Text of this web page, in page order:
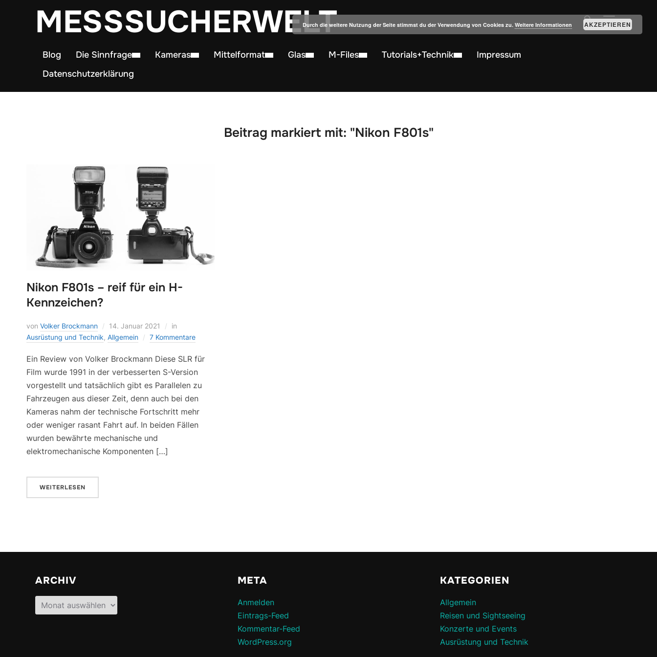
MESSSUCHERWELT
Blog Die Sinnfrage Kameras Mittelformat Glas M-Files Tutorials+Technik
Impressum
Datenschutzerklärung
Beitrag markiert mit: "Nikon F801s"
Nikon F801s – reif für ein H-
Kennzeichen?
von Volker Brockmann 14. Januar 2021
in
Ausrüstung und Technik, Allgemein 7 Kommentare
Ein Review von Volker Brockmann Diese SLR für
Film wurde 1991 in der verbesserten S-Version
vorgestellt und tatsächlich gibt es Parallelen zu
Fahrzeugen aus dieser Zeit, denn auch bei den
Kameras nahm der technische Fortschritt mehr
oder weniger rasant Fahrt auf. In beiden Fällen
wurden bewährte mechanische und
elektromechanische Komponenten […]
WEITERLESEN
ARCHIV
Archiv
META
Anmelden
Eintrags-Feed
Kommentar-Feed
WordPress.org
KATEGORIEN
Allgemein
Reisen und Sightseeing
Konzerte und Events
Ausrüstung und Technik
Durch die weitere Nutzung der Seite stimmst du der Verwendung von Cookies zu. Weitere Informationen AKZEPTIEREN